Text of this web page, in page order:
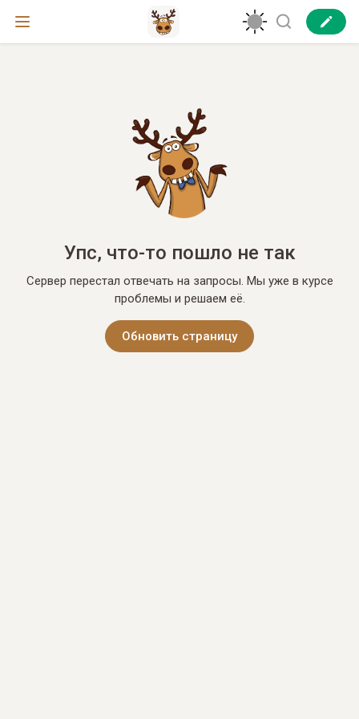
Упс, что-то пошло не так
Сервер перестал отвечать на запросы. Мы уже в курсе
проблемы и решаем её.
Обновить страницу